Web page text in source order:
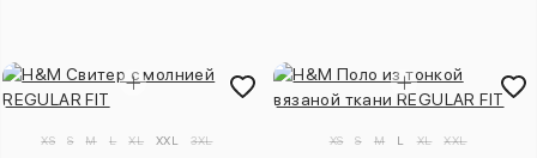
XS S M L XL XXL 3XL XS S M L XL XXL